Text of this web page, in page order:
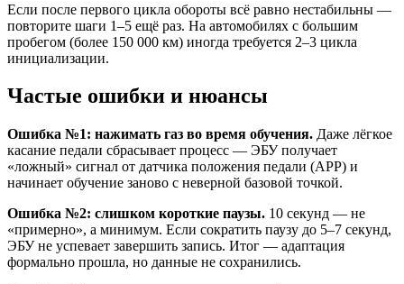
Если после первого цикла обороты всё равно нестабильны —
повторите шаги 1–5 ещё раз. На автомобилях с большим
пробегом (более 150 000 км) иногда требуется 2–3 цикла
инициализации.
Частые ошибки и нюансы
Ошибка №1: нажимать газ во время обучения. Даже лёгкое
касание педали сбрасывает процесс — ЭБУ получает
«ложный» сигнал от датчика положения педали (APP) и
начинает обучение заново с неверной базовой точкой.
Ошибка №2: слишком короткие паузы. 10 секунд — не
«примерно», а минимум. Если сократить паузу до 5–7 секунд,
ЭБУ не успевает завершить запись. Итог — адаптация
формально прошла, но данные не сохранились.